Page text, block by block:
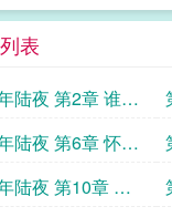
表
陆夜 第2章 谁赞
陆夜 第6章 怀璧
撵
陆夜 第10章 出